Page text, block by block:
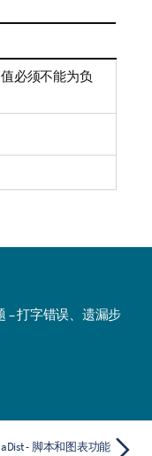
必须不能为负
– 打字错误、遗漏步
- 脚本和图表功能